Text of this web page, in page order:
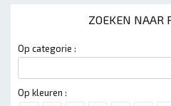
ZOEKEN NAAR
Op categorie :
Op kleuren :